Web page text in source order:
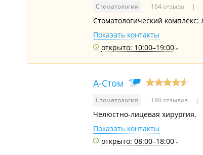
Стоматология 164 отзыва
Стоматологический комплекс:
Показать контакты
открыто: 10:00–19:00
А-Стом
Стоматология 188 отзывов
Челюстно-лицевая хирургия.
Показать контакты
открыто: 08:00–18:00